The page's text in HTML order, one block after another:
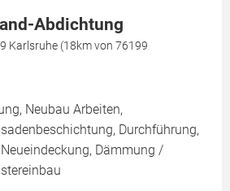
Abdichtung
Karlsruhe (18km von 76199
Neubau Arbeiten,
Durchführung,
Dämmung /